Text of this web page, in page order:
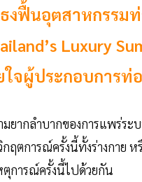
ฟื้นอุตสาหกรรม
Luxury
จผู้ประกอบการท่
ยากลำบากของการแพร่ร
ฤตการณ์ครั้งนี้ทั้งร่างกาย
การณ์ครั้งนี้ไปด้วยกัน